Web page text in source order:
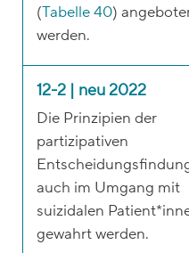
(Tabelle 40)
werden.
12-2 | neu 2022
Die Prinzipien der
partizipativen
auch im Umgang mit
suizidalen
gewahrt werden.